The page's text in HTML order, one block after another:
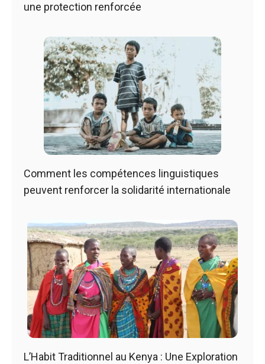
une protection renforcée
Comment les compétences linguistiques
peuvent renforcer la solidarité internationale
L’Habit Traditionnel au Kenya : Une Exploration